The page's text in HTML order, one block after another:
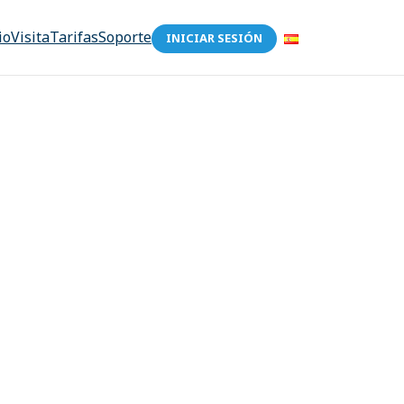
VisitaTarifasSoporte INICIAR SESIÓN